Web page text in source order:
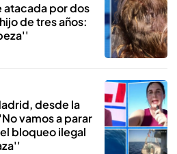
atacada por dos
de tres años:
desde la
vamos a parar
bloqueo ilegal